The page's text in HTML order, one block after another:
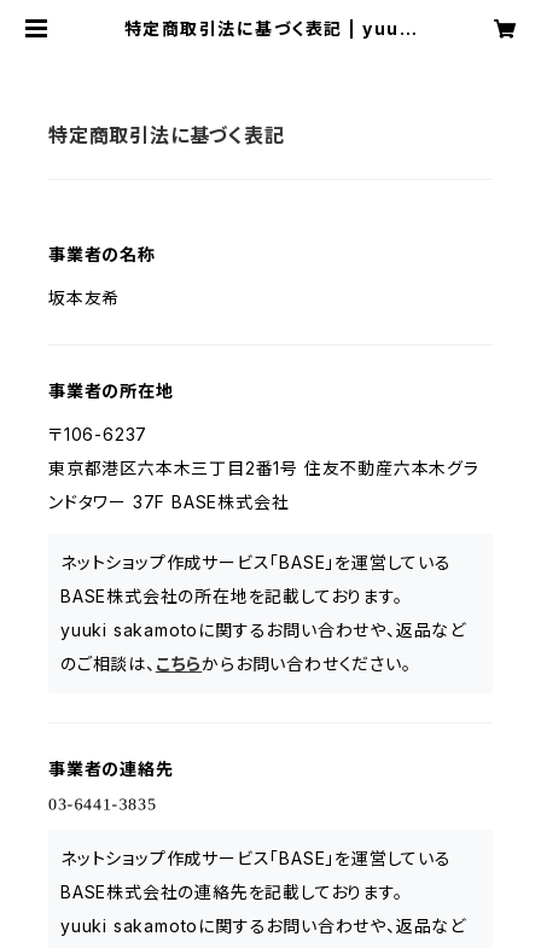
特定商取引法に基づく表記 | yuuki
特定商取引法に基づく表記
事業者の名称
坂本友希
事業者の所在地
〒106-6237
東京都港区六本木三丁目2番1号 住友不動産六本木グラ
ンドタワー 37F BASE株式会社
ネットショップ作成サービス「BASE」を運営している
BASE株式会社の所在地を記載しております。
yuuki sakamotoに関するお問い合わせや、返品など
のご相談は、 こちらからお問い合わせください。
事業者の連絡先
ネットショップ作成サービス「BASE」を運営している
BASE株式会社の連絡先を記載しております。
yuuki sakamotoに関するお問い合わせや、返品など